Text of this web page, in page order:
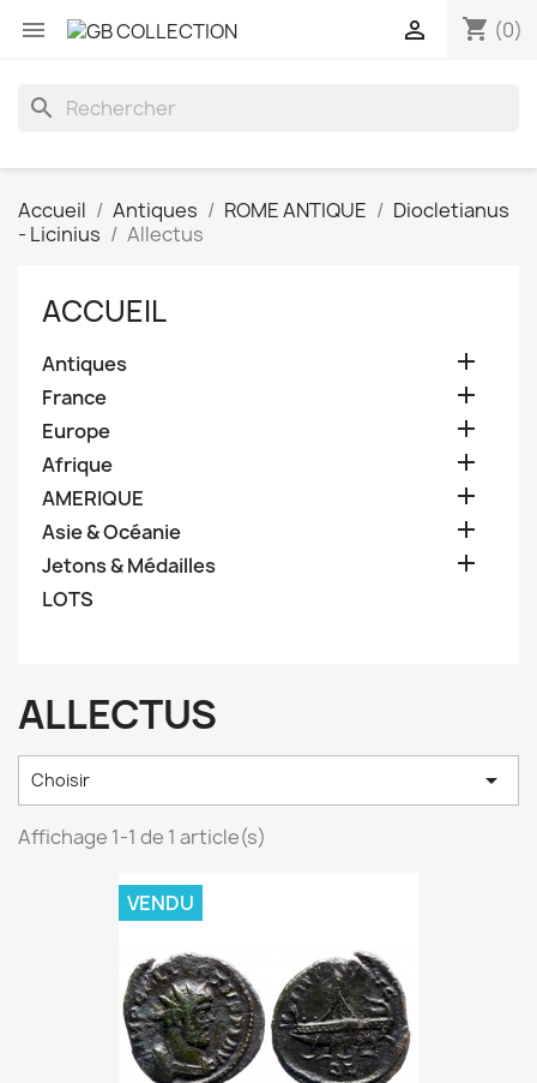
 shopping_cart (0)

search
Accueil Antiques ROME ANTIQUE
Diocletianus
- Licinius
Allectus
ACCUEIL
Antiques 
France 
Europe 
Afrique 
AMERIQUE 
Asie & Océanie 
Jetons & Médailles 
LOTS
ALLECTUS
Choisir 
Affichage 1-1 de 1 article(s)
VENDU